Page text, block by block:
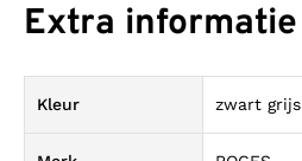
Extra informatie
Kleur zwart grijs